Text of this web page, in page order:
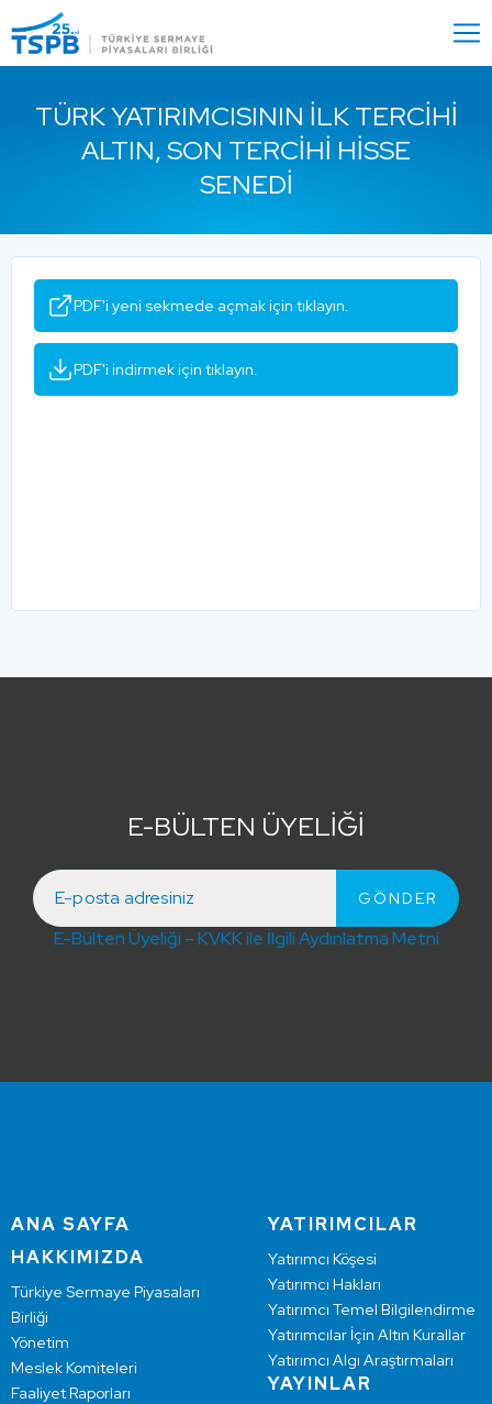
Close
TÜRK YATIRIMCISININ İLK TERCIHI
ALTIN, SON TERCIHI HISSE
SENEDI
PDF'i yeni sekmede açmak için tıklayın.
PDF'i indirmek için tıklayın.
E-BÜLTEN ÜYELİĞİ
E-Bülten Üyeliği – KVKK ile İlgili Aydınlatma Metni
ANA SAYFA
HAKKIMIZDA
Türkiye Sermaye Piyasaları
Birliği
Yönetim
Meslek Komiteleri
Faaliyet Raporları
YATIRIMCILAR
Yatırımcı Köşesi
Yatırımcı Hakları
Yatırımcı Temel Bilgilendirme
Yatırımcılar İçin Altın Kurallar
Yatırımcı Algı Araştırmaları
YAYINLAR